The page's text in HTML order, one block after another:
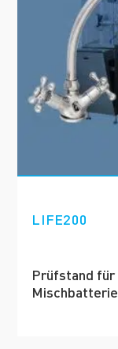
LIFE200
Prüfstand für